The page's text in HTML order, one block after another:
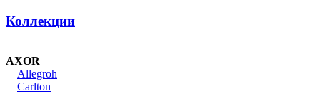
Коллекции
AXOR
Allegroh
Carlton